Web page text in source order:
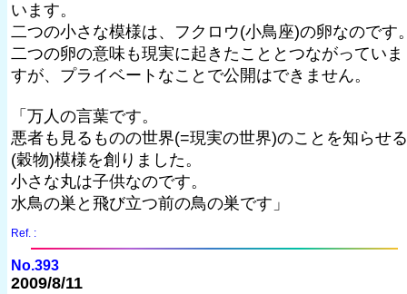
います。
二つの小さな模様は、フクロウ(小鳥座)の卵なのです
二つの卵の意味も現実に起きたこととつながっていま
すが、プライベートなことで公開はできません。
「万人の言葉です。
悪者も見るものの世界(=現実の世界)のことを知らせる
(穀物)模様を創りました。
小さな丸は子供なのです。
水鳥の巣と飛び立つ前の鳥の巣です」
Ref. :
No.393
2009/8/11